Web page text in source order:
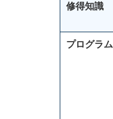
修得知識
プログラム